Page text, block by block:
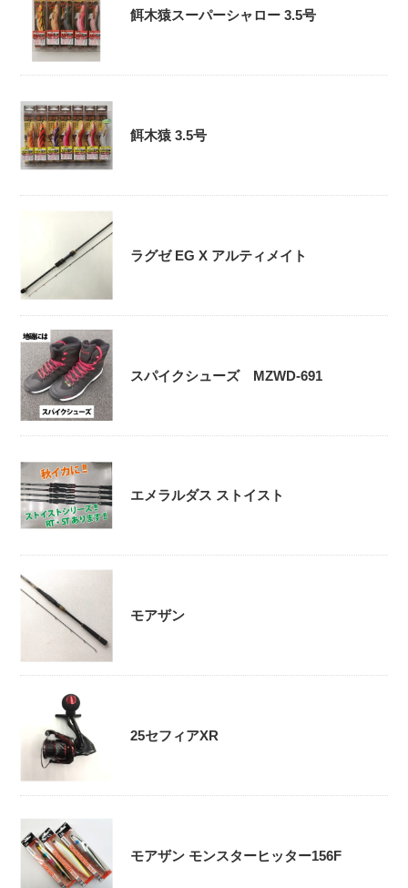
餌木猿スーパーシャロー 3.5号
餌木猿 3.5号
ラグゼ EG X アルティメイト
スパイクシューズ MZWD-691
エメラルダス ストイスト
モアザン
25セフィアXR
モアザン モンスターヒッター156F